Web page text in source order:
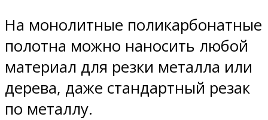
На монолитные поликарбонатные
полотна можно наносить любой
материал для резки металла или
дерева, даже стандартный резак
по металлу.